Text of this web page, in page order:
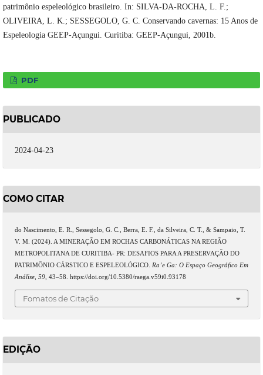
patrimônio espeleológico brasileiro. In: SILVA-DA-ROCHA, L. F.;
OLIVEIRA, L. K.; SESSEGOLO, G. C. Conservando cavernas: 15 Anos de
Espeleologia GEEP-Açungui. Curitiba: GEEP-Açungui, 2001b.
PDF
PUBLICADO
2024-04-23
COMO CITAR
do Nascimento, E. R., Sessegolo, G. C., Berra, E. F., da Silveira, C. T., & Sampaio, T.
V. M. (2024). A MINERAÇÃO EM ROCHAS CARBONÁTICAS NA REGIÃO
METROPOLITANA DE CURITIBA- PR: DESAFIOS PARA A PRESERVAÇÃO DO
PATRIMÔNIO CÁRSTICO E ESPELEOLÓGICO. Ra’e Ga: O Espaço Geográfico Em
Análise, 59, 43–58. https://doi.org/10.5380/raega.v59i0.93178
Fomatos de Citação
EDIÇÃO